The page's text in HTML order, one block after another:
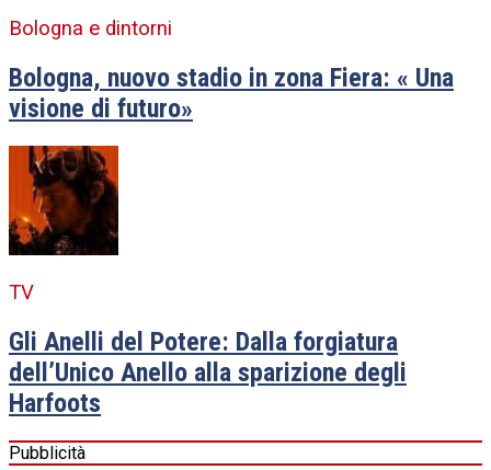
Bologna e dintorni
Bologna, nuovo stadio in zona Fiera: « Una
visione di futuro»
TV
Gli Anelli del Potere: Dalla forgiatura
dell’Unico Anello alla sparizione degli
Harfoots
Pubblicità